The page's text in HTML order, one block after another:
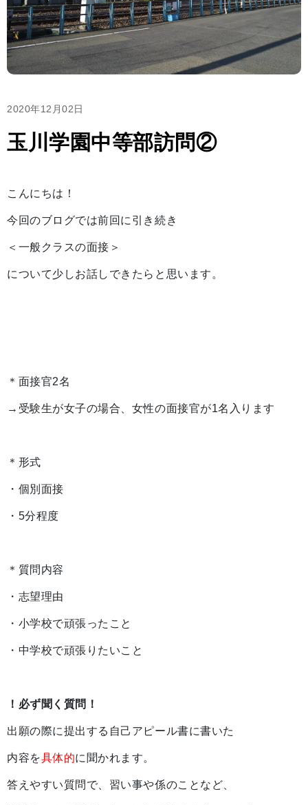
2020年12月02日
玉川学園中等部訪問②
こんにちは！
今回のブログでは前回に引き続き
＜一般クラスの面接＞
について少しお話しできたらと思います。
＊面接官2名
→受験生が女子の場合、女性の面接官が1名入ります
＊形式
・個別面接
・5分程度
＊質問内容
・志望理由
・小学校で頑張ったこと
・中学校で頑張りたいこと
！ 必ず聞く質問！
出願の際に提出する自己アピール書に書いた
内容を具体的に聞かれます。
答えやすい質問で、習い事や係のことなど、